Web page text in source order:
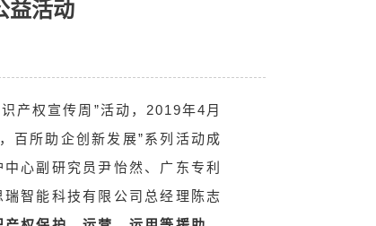
益活动
产权宣传周”活动， 2019年4月
百所助企创新发展”系列活动成
心副研究员尹怡然、广东专利
瑞智能科技有限公司总经理陈志